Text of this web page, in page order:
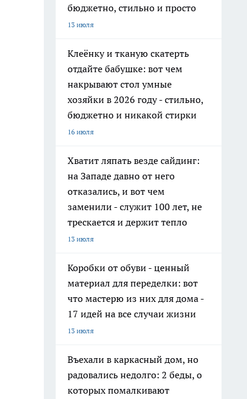
бюджетно, стильно и просто
13 июля
Клеёнку и тканую скатерть
отдайте бабушке: вот чем
накрывают стол умные
хозяйки в 2026 году - стильно,
бюджетно и никакой стирки
16 июля
Хватит ляпать везде сайдинг:
на Западе давно от него
отказались, и вот чем
заменили - служит 100 лет, не
трескается и держит тепло
13 июля
Коробки от обуви - ценный
материал для переделки: вот
что мастерю из них для дома -
17 идей на все случаи жизни
13 июля
Въехали в каркасный дом, но
радовались недолго: 2 беды, о
которых помалкивают